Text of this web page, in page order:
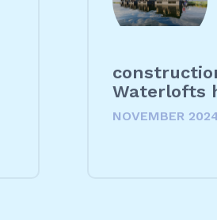
Waterlofts
NOVEMBER